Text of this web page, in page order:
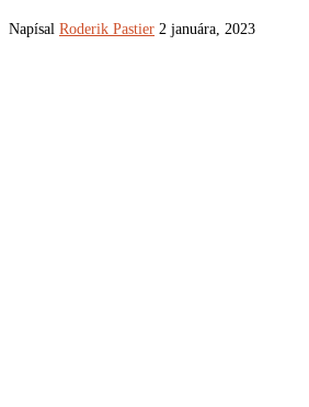
Napísal Roderik Pastier 2 januára, 2023